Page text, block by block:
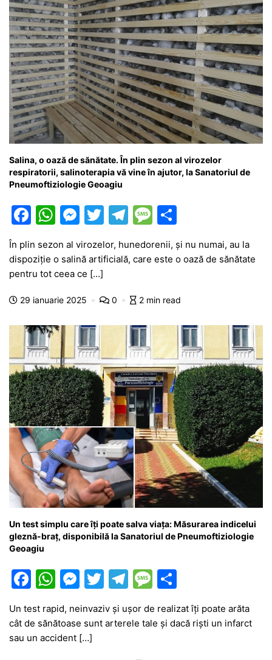
Salina, o oază de sănătate. În plin sezon al virozelor
respiratorii, salinoterapia vă vine în ajutor, la Sanatoriul de
Pneumoftiziologie Geoagiu
F
c
e
b
o
k
W
at
s
A
p
M
e
s
s
e
g
er
T
itt
T
e
a
m
M
s
a
e
ar
ta
a
ă
În plin sezon al virozelor, hunedorenii, și nu numai, au la
dispoziție o salină artificială, care este o oază de sănătate
pentru tot ceea ce […]
29 ianuarie 2025 0 2 min read
Un test simplu care îți poate salva viața: Măsurarea indicelui
gleznă-braț, disponibilă la Sanatoriul de Pneumoftiziologie
Geoagiu
F
c
e
W
h
at
s
M
e
s
s
T
w
itt
T
e
M
s
ar
ta
Un test rapid, neinvaziv și ușor de realizat îți poate arăta
cât de sănătoase sunt arterele tale și dacă riști un infarct
sau un accident […]